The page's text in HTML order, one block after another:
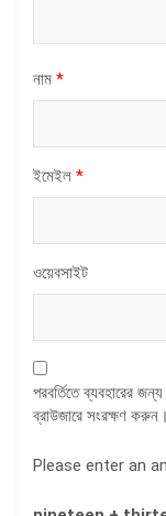
নাম *
ইমেইল *
ওয়েবসাইট
পরবর্তিতে ব্যবহারের
ব্রাউজারে সংরক্ষণ করুন।
Please enter an